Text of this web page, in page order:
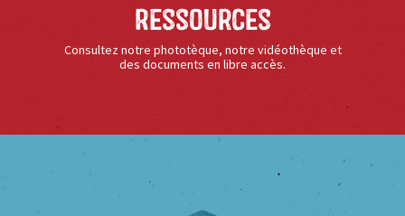
Ressources
Consultez notre phototèque, notre vidéothèque et
des documents en libre accès.